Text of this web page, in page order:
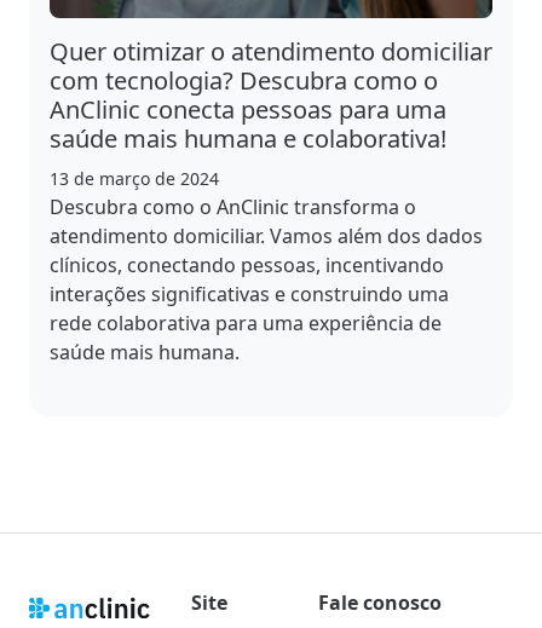
Quer otimizar o atendimento domiciliar
com tecnologia? Descubra como o
AnClinic conecta pessoas para uma
saúde mais humana e colaborativa!
13 de março de 2024
Descubra como o AnClinic transforma o
atendimento domiciliar. Vamos além dos dados
clínicos, conectando pessoas, incentivando
interações significativas e construindo uma
rede colaborativa para uma experiência de
saúde mais humana.
Site
Fale conosco